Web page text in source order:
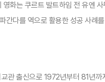
화는 쿠르트 발트하임 전 유엔
간다를 역으로 활용한 성공 사례
관 출신으로 1972년부터 81년